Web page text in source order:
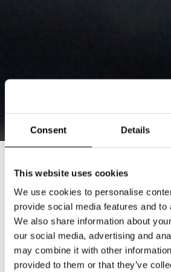
Consent Details
This website uses cookies
We use cookies to personalise
provide social media features and to
We also share information about
our social media, advertising and
may combine it with other
provided to them or that they’ve
MÅNADENS BUTIK:
JEANS UNO OCH
2024-11-13
I hjärtat av Stockholm finns en
har återupplivat konceptet med